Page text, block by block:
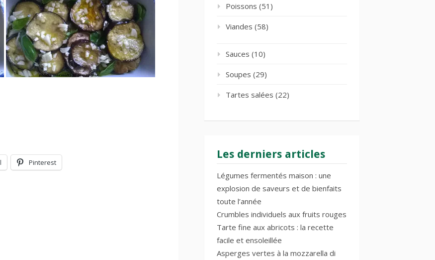
Pinterest
Poissons (51)
Viandes (58)
Sauces (10)
Soupes (29)
Tartes salées (22)
Les derniers articles
Légumes fermentés maison : une
explosion de saveurs et de bienfaits
toute l’année
Crumbles individuels aux fruits rouges
Tarte fine aux abricots : la recette
facile et ensoleillée
Asperges vertes à la mozzarella di